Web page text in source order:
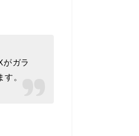
がガラ
。